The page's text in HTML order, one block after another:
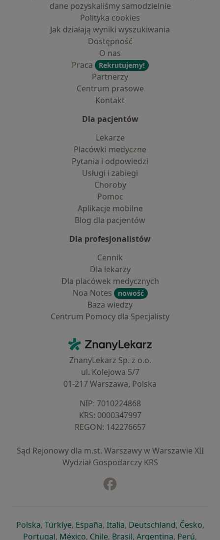
dane pozyskaliśmy samodzielnie
Polityka cookies
Jak działają wyniki wyszukiwania
Dostępność
O nas
Praca
Rekrutujemy!
Partnerzy
Centrum prasowe
Kontakt
Dla pacjentów
Lekarze
Placówki medyczne
Pytania i odpowiedzi
Usługi i zabiegi
Choroby
Pomoc
Aplikacje mobilne
Blog dla pacjentów
Dla profesjonalistów
Cennik
Dla lekarzy
Dla placówek medycznych
Noa Notes
nowość
Baza wiedzy
Centrum Pomocy dla Specjalisty
ZnanyLekarz - Strona główna
ZnanyLekarz Sp. z o.o.
ul. Kolejowa 5/7
01-217 Warszawa, Polska
NIP: ⁠7010224868
KRS: ⁠0000347997
REGON: ⁠142276657
Sąd Rejonowy dla m.st. Warszawy w Warszawie XII
Wydział Gospodarczy KRS
Polskaotwiera się w nowej karcie
, Türkiyeotwiera się w nowej karcie
, Españaotwiera się w nowej karcie
, Italiaotwiera się w nowej
, Deutschlandotwiera się
, Česko,
Portugalotwiera się w nowej karcie
, Méxicootwiera się w nowej karcie
, Chileotwiera się w nowej karcie
, Brasilotwiera się w nowej
, Argentinaotwiera się
, Perú,